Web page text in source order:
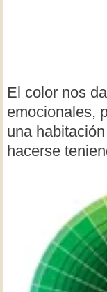
El color nos
emocionales,
una
hacerse